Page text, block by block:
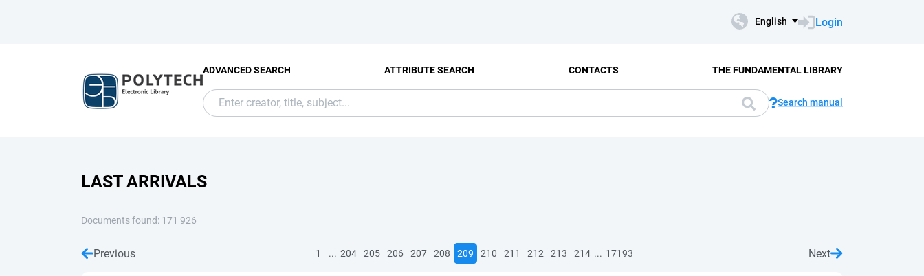
English Login
ADVANCED SEARCH ATTRIBUTE SEARCH CONTACTS THE FUNDAMENTAL LIBRARY
Search manual
LAST ARRIVALS
Documents found: 171 926
Previous 1 ... 204 205 206 207 208 209 210 211 212 213 214 ... 17193 Next